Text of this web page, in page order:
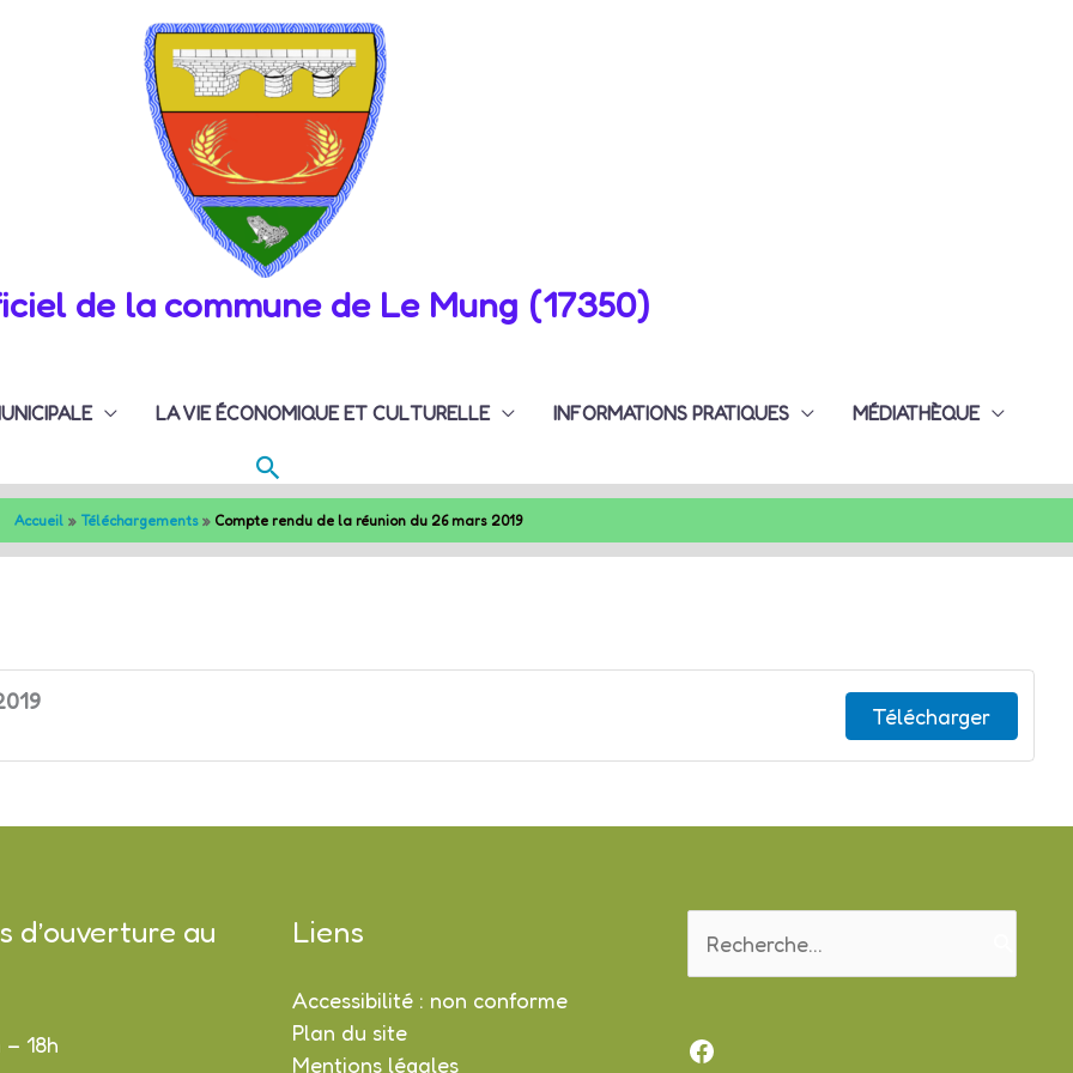
de la commune de Le Mung (17350)
LA VIE ÉCONOMIQUE ET CULTURELLE INFORMATIONS PRATIQUES MÉDIATHÈQUE
Rechercher
Accueil Téléchargements Compte rendu de la réunion du 26 mars 2019
Télécharger
d’ouverture au
– 18h
Liens
Accessibilité : non conforme
Plan du site
Mentions légales
Facebook